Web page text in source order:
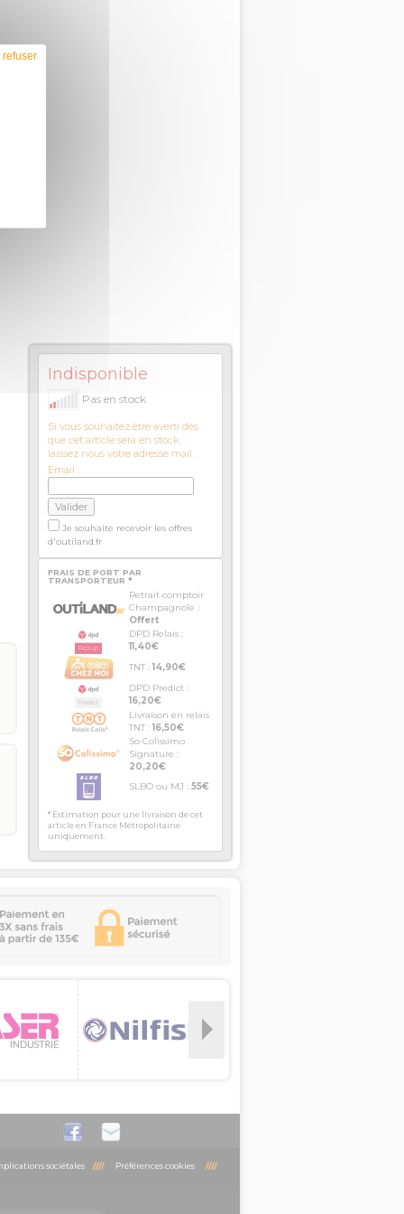
Indisponible
Pas en stock
Si vous souhaitez être averti dès
que cet article sera en stock,
laissez nous votre adresse mail.
Email :
Je souhaite recevoir les offres
d'outiland.fr
FRAIS DE PORT PAR
TRANSPORTEUR *
Retrait comptoir
Champagnole :
Offert
DPD Relais :
11,40€
TNT :14,90€
DPD Predict :
16,20€
Livraison en relais
TNT :16,50€
So Colissimo
Signature :
20,20€
SLBO ou MJ : 55€
* Estimation pour une livraison de cet
article en France Métropolitaine
uniquement.
sociétales//// Préférences cookies ////